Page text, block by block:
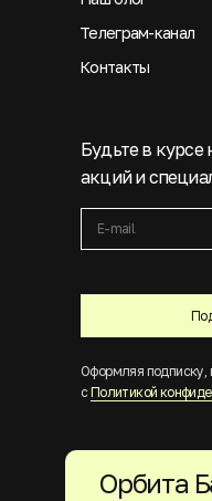
Будьте в
акций и
Оформляя подписку,
с Политикой
Телеграм-канал
Контакты
Орбита